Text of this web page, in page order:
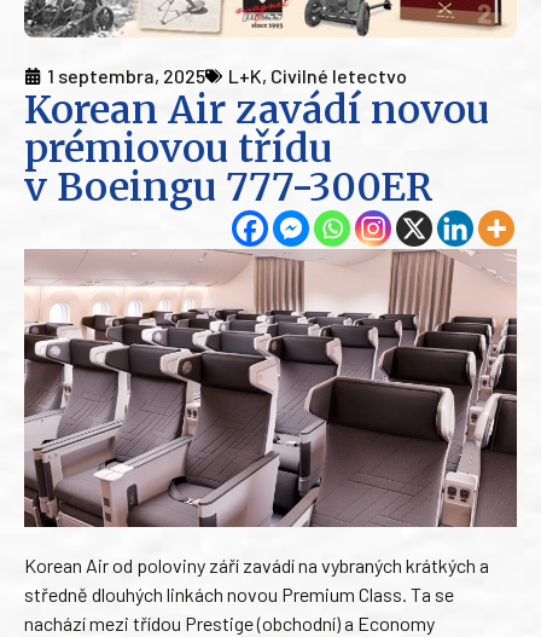
1 septembra, 2025 L+K, Civilné letectvo
Korean Air zavádí novou
prémiovou třídu
v Boeingu 777-300ER
Korean Air od poloviny září zavádí na vybraných krátkých a
středně dlouhých linkách novou Premium Class. Ta se
nachází mezi třídou Prestige (obchodní) a Economy